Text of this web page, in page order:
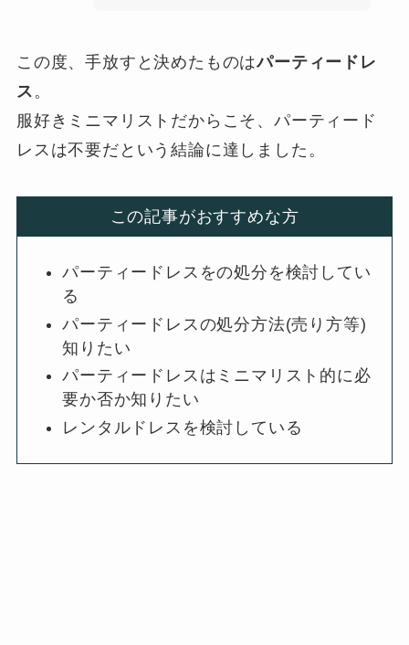
この度、手放すと決めたものはパーティードレ
ス 。
服好きミニマリストだからこそ、パーティード
レスは不要だという結論に達しました。
この記事がおすすめな方
パーティードレスをの処分を検討してい
る
パーティードレスの処分方法(売り方等)
知りたい
パーティードレスはミニマリスト的に必
要か否か知りたい
レンタルドレスを検討している